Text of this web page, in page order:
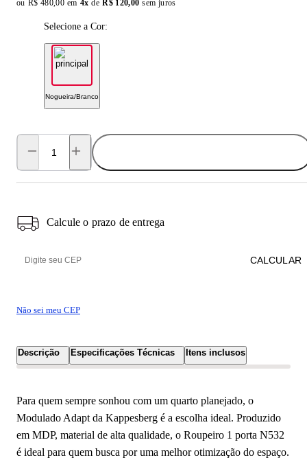
ou Original price:
R$ 480,00 em 4x de Installment price:
R$ 120,00 sem juros
Selecione a Cor:
Nogueira/Branco
Calcule o prazo de entrega
Não sei meu CEP
CALCULAR
Descrição Especificações Técnicas Itens inclusos
Para quem sempre sonhou com um quarto planejado, o
Modulado Adapt da Kappesberg é a escolha ideal. Produzido
em MDP, material de alta qualidade, o Roupeiro 1 porta N532
é ideal para quem busca por uma melhor otimização do espaço.